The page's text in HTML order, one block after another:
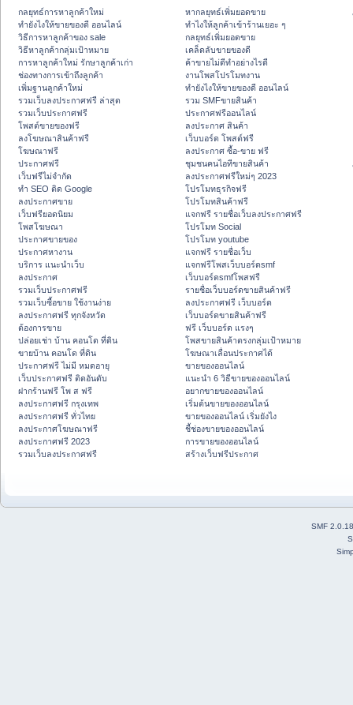
กลยุทธ์การหาลูกค้าใหม่
ทํายังไงให้ขายของดี ออนไลน์
วิธีการหาลูกค้าของ sale
วิธีหาลูกค้ากลุ่มเป้าหมาย
การหาลูกค้าใหม่ รักษาลูกค้าเก่า
ช่องทางการเข้าถึงลูกค้า
เพิ่มฐานลูกค้าใหม่
รวมเว็บลงประกาศฟรี ล่าสุด
รวมเว็บประกาศฟรี
โพสต์ขายของฟรี
ลงโฆษณาสินค้าฟรี
โฆษณาฟรี
ประกาศฟรี
เว็บฟรีไม่จำกัด
ทำ SEO ติด Google
ลงประกาศขาย
เว็บฟรียอดนิยม
โพสโฆษณา
ประกาศขายของ
ประกาศหางาน
บริการ แนะนำเว็บ
ลงประกาศ
รวมเว็บประกาศฟรี
รวมเว็บซื้อขาย ใช้งานง่าย
ลงประกาศฟรี ทุกจังหวัด
ต้องการขาย
ปล่อยเช่า บ้าน คอนโด ที่ดิน
ขายบ้าน คอนโด ที่ดิน
ประกาศฟรี ไม่มี หมดอายุ
เว็บประกาศฟรี ติดอันดับ
ฝากร้านฟรี โพ ส ฟรี
ลงประกาศฟรี กรุงเทพ
ลงประกาศฟรี ทั่วไทย
ลงประกาศโฆษณาฟรี
ลงประกาศฟรี 2023
รวมเว็บลงประกาศฟรี
หากลยุทธ์เพิ่มยอดขาย
ทําไงให้ลูกค้าเข้าร้านเยอะ ๆ
กลยุทธ์เพิ่มยอดขาย
เคล็ดลับขายของดี
ค้าขายไม่ดีทำอย่างไรดี
งานโพสโปรโมทงาน
ทํายังไงให้ขายของดี ออนไลน์
รวม SMFขายสินค้า
ประกาศฟรีออนไลน์
ลงประกาศ สินค้า
เว็บบอร์ด โพสต์ฟรี
ลงประกาศ ซื้อ-ขาย ฟรี
ชุมชนคนไอทีขายสินค้า
ลงประกาศฟรีใหม่ๆ 2023
โปรโมทธุรกิจฟรี
โปรโมทสินค้าฟรี
แจกฟรี รายชื่อเว็บลงประกาศฟรี
โปรโมท Social
โปรโมท youtube
แจกฟรี รายชื่อเว็บ
แจกฟรีโพสเว็บบอร์ดsmf
เว็บบอร์ดsmfโพสฟรี
รายชื่อเว็บบอร์ดขายสินค้าฟรี
ลงประกาศฟรี เว็บบอร์ด
เว็บบอร์ดขายสินค้าฟรี
ฟรี เว็บบอร์ด แรงๆ
โพสขายสินค้าตรงกลุ่มเป้าหมาย
โฆษณาเลื่อนประกาศได้
ขายของออนไลน์
แนะนำ 6 วิธีขายของออนไลน์
อยากขายของออนไลน์
เริ่มต้นขายของออนไลน์
ขายของออนไลน์ เริ่มยังไง
ชี้ช่องขายของออนไลน์
การขายของออนไลน์
สร้างเว็บฟรีประกาศ
SMF 2.0.18